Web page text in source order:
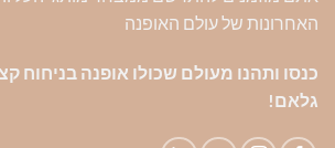
האחרונות של עולם האופנה
כנסו ותהנו מעולם שכולו אופנה בניחוח
גלאם!